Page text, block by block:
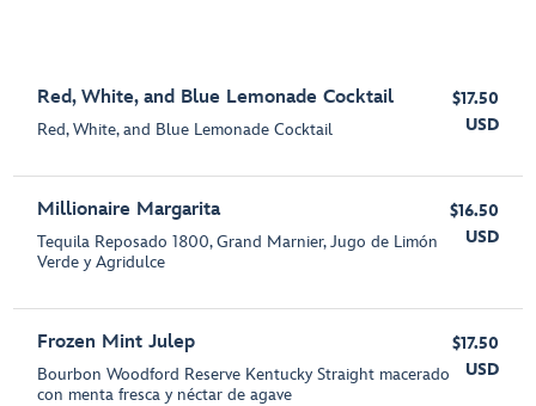
Red, White, and Blue Lemonade Cocktail
Red, White, and Blue Lemonade Cocktail
$17.50
USD
Millionaire Margarita
Tequila Reposado 1800, Grand Marnier, Jugo de Limón
Verde y Agridulce
$16.50
USD
Frozen Mint Julep
Bourbon Woodford Reserve Kentucky Straight macerado
con menta fresca y néctar de agave
$17.50
USD